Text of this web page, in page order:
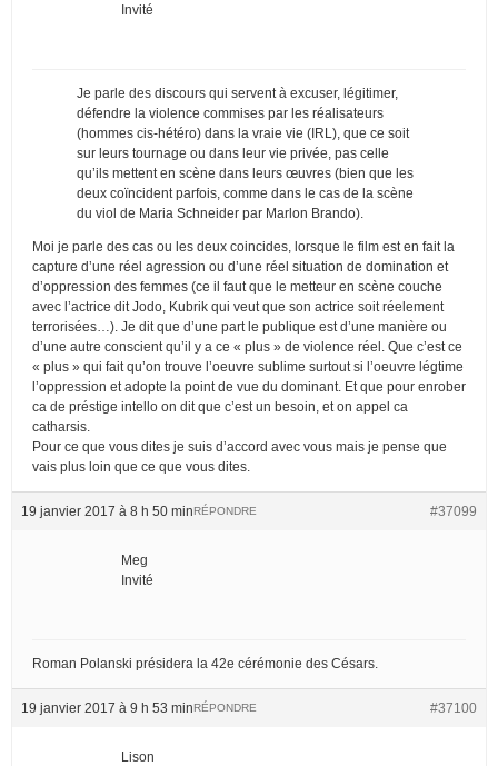
Invité
Je parle des discours qui servent à excuser, légitimer,
défendre la violence commises par les réalisateurs
(hommes cis-hétéro) dans la vraie vie (IRL), que ce soit
sur leurs tournage ou dans leur vie privée, pas celle
qu’ils mettent en scène dans leurs œuvres (bien que les
deux coïncident parfois, comme dans le cas de la scène
du viol de Maria Schneider par Marlon Brando).
Moi je parle des cas ou les deux coincides, lorsque le film est en fait la
capture d’une réel agression ou d’une réel situation de domination et
d’oppression des femmes (ce il faut que le metteur en scène couche
avec l’actrice dit Jodo, Kubrik qui veut que son actrice soit réelement
terrorisées…). Je dit que d’une part le publique est d’une manière ou
d’une autre conscient qu’il y a ce « plus » de violence réel. Que c’est ce
« plus » qui fait qu’on trouve l’oeuvre sublime surtout si l’oeuvre légtime
l’oppression et adopte la point de vue du dominant. Et que pour enrober
ca de préstige intello on dit que c’est un besoin, et on appel ca
catharsis.
Pour ce que vous dites je suis d’accord avec vous mais je pense que
vais plus loin que ce que vous dites.
19 janvier 2017 à 8 h 50 min #37099
RÉPONDRE
Meg
Invité
Roman Polanski présidera la 42e cérémonie des Césars.
19 janvier 2017 à 9 h 53 min #37100
RÉPONDRE
Lison